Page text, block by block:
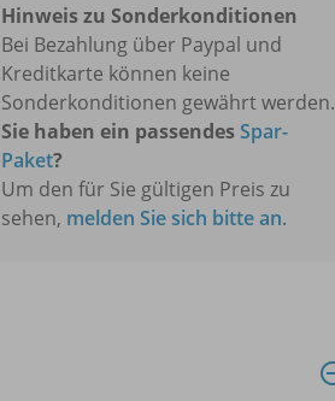
Hinweis zu Sonderkonditionen
Bei Bezahlung über Paypal und
Kreditkarte können keine
Sonderkonditionen gewährt werden.
Sie haben ein passendesSpar-
Paket?
Um den für Sie gültigen Preis zu
sehen, melden Sie sich bitte an.